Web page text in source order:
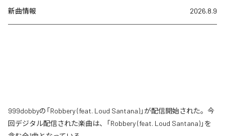
新曲情報 2026.8.9
999dobbyの「Robbery (feat. Loud Santana)」が配信開始された。今
回デジタル配信された楽曲は、「Robbery (feat. Loud Santana)」を